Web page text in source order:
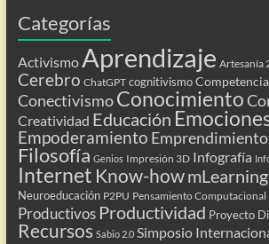
Categorías
Activismo Aprendizaje Artesanía
Cerebro ChatGPT cognitivismo
ConectivismoConocimiento
Creatividad Educación
Empoderamiento Emprendimiento
Filosofía Genios Impresión 3D Infografía
Internet Know-howmLearning
Neuroeducación P2PU Pensamiento Computacional
Productivos Productividad Proyecto
Recursos Sabio 2.0 Simposio